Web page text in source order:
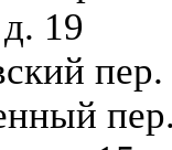
19
пер.